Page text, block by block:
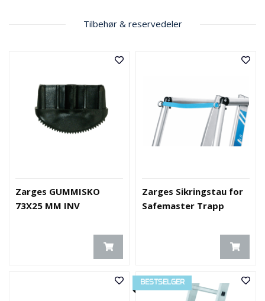
Tilbehør & reservedeler
Zarges GUMMISKO
73X25 MM INV
Zarges Sikringstau for
Safemaster Trapp
BESTSELGER